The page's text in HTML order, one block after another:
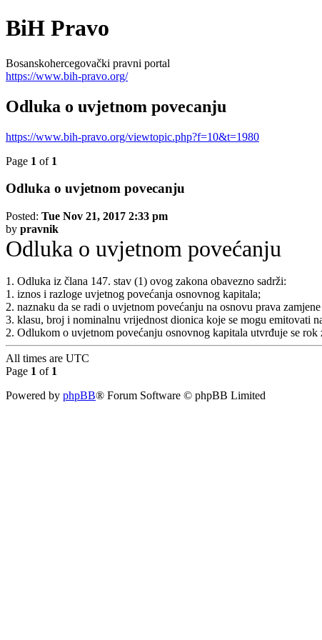
BiH Pravo
Bosanskohercegovački pravni portal
https://www.bih-pravo.org/
Odluka o uvjetnom povecanju
https://www.bih-pravo.org/viewtopic.php?f=10&t=1980
Page 1 of 1
Odluka o uvjetnom povecanju
Posted: Tue Nov 21, 2017 2:33 pm
by pravnik
Odluka o uvjetnom povećanju
1. Odluka iz člana 147. stav (1) ovog zakona obavezno sadrži:
1. iznos i razloge uvjetnog povećanja osnovnog kapitala;
2. naznaku da se radi o uvjetnom povećanju na osnovu prava
3. klasu, broj i nominalnu vrijednost dionica koje se mogu emitovati
2. Odlukom o uvjetnom povećanju osnovnog kapitala utvrđuje se
All times are UTC
Page 1 of 1
Powered by phpBB® Forum Software © phpBB Limited